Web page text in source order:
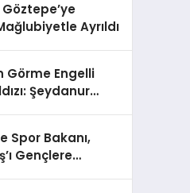
Ayrıldı
Görme Engelli
Şeydanur
Spor Bakanı,
Gençlere